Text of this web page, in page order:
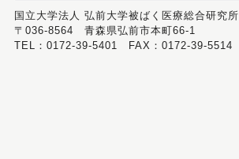
国立大学法人 弘前大学被ばく医療総合研究所
〒036-8564 青森県弘前市本町66-1
TEL：0172-39-5401 FAX：0172-39-5514